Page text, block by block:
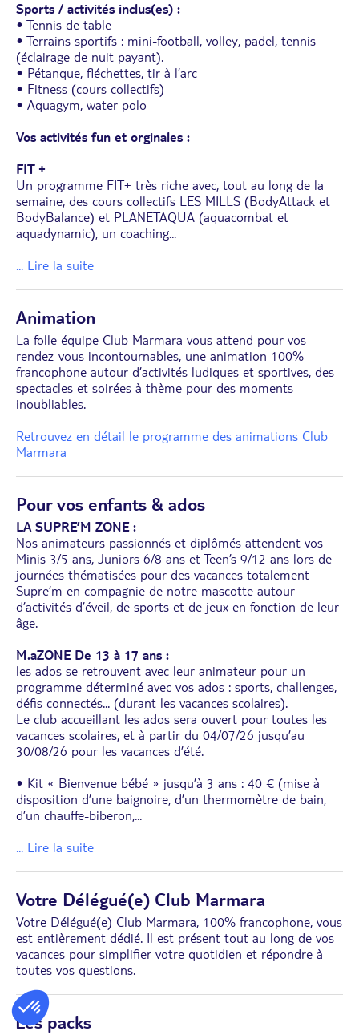
Sports / activités inclus(es) :
• Tennis de table
• Terrains sportifs : mini-football, volley, padel, tennis
(éclairage de nuit payant).
• Pétanque, fléchettes, tir à l’arc
• Fitness (cours collectifs)
• Aquagym, water-polo
Vos activités fun et orginales :
FIT +
Un programme FIT+ très riche avec, tout au long de la
semaine, des cours collectifs LES MILLS (BodyAttack et
BodyBalance) et PLANETAQUA (aquacombat et
aquadynamic), un coaching...
... Lire la suite
Animation
La folle équipe Club Marmara vous attend pour vos
rendez-vous incontournables, une animation 100%
francophone autour d’activités ludiques et sportives, des
spectacles et soirées à thème pour des moments
inoubliables.
Retrouvez en détail le programme des animations Club
Marmara
Pour vos enfants & ados
LA SUPRE’M ZONE :
Nos animateurs passionnés et diplômés attendent vos
Minis 3/5 ans, Juniors 6/8 ans et Teen’s 9/12 ans lors de
journées thématisées pour des vacances totalement
Supre’m en compagnie de notre mascotte autour
d’activités d’éveil, de sports et de jeux en fonction de leur
âge.
M.aZONE De 13 à 17 ans :
les ados se retrouvent avec leur animateur pour un
programme déterminé avec vos ados : sports, challenges,
défis connectés... (durant les vacances scolaires).
Le club accueillant les ados sera ouvert pour toutes les
vacances scolaires, et à partir du 04/07/26 jusqu’au
30/08/26 pour les vacances d’été.
• Kit « Bienvenue bébé » jusqu’à 3 ans : 40 € (mise à
disposition d’une baignoire, d’un thermomètre de bain,
d’un chauffe-biberon,...
... Lire la suite
Votre Délégué(e) Club Marmara
Votre Délégué(e) Club Marmara, 100% francophone, vous
est entièrement dédié. Il est présent tout au long de vos
vacances pour simplifier votre quotidien et répondre à
toutes vos questions.
Les packs